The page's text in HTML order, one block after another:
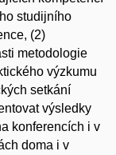
studijního
(2)
metodologie
výzkumu
setkání
výsledky
konferencích i v
doma i v